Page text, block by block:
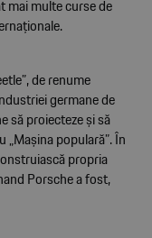
mai multe curse de
de renume
germane de
să proiecteze și să
„Mașina populară”. În
propria
Porsche a fost,